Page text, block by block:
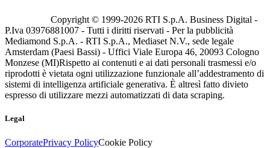
Copyright © 1999-2026 RTI S.p.A. Business Digital -
P.Iva 03976881007 - Tutti i diritti riservati - Per la pubblicità
Mediamond S.p.A. - RTI S.p.A., Mediaset N.V., sede legale
Amsterdam (Paesi Bassi) - Uffici Viale Europa 46, 20093 Cologno
Monzese (MI)Rispetto ai contenuti e ai dati personali trasmessi e/o
riprodotti è vietata ogni utilizzazione funzionale all’addestramento di
sistemi di intelligenza artificiale generativa. È altresì fatto divieto
espresso di utilizzare mezzi automatizzati di data scraping.
Legal
CorporatePrivacy PolicyCookie Policy